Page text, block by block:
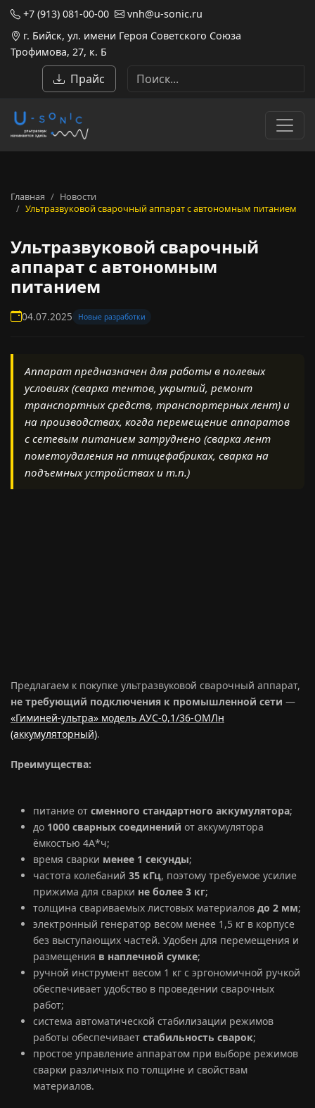
+7 (913) 081-00-00
vnh@u-sonic.ru
г. Бийск, ул. имени Героя Советского Союза
Трофимова, 27, к. Б
Прайс
Главная
Новости
Ультразвуковой сварочный аппарат с автономным питанием
Ультразвуковой сварочный
аппарат с автономным
питанием
04.07.2025 Новые разработки
Аппарат предназначен для работы в полевых
условиях (сварка тентов, укрытий, ремонт
транспортных средств, транспортерных лент) и
на производствах, когда перемещение аппаратов
с сетевым питанием затруднено (сварка лент
пометоудаления на птицефабриках, сварка на
подъемных устройствах и т.п.)
Предлагаем к покупке ультразвуковой сварочный аппарат,
не требующий подключения к промышленной сети —
«Гиминей-ультра» модель АУС-0,1/36-ОМЛн
(аккумуляторный).
Преимущества:
питание от сменного стандартного аккумулятора;
до 1000 сварных соединений от аккумулятора
ёмкостью 4А*ч;
время сварки менее 1 секунды;
частота колебаний 35 кГц, поэтому требуемое усилие
прижима для сварки не более 3 кг;
толщина свариваемых листовых материалов до 2 мм;
электронный генератор весом менее 1,5 кг в корпусе
без выступающих частей. Удобен для перемещения и
размещения в наплечной сумке;
ручной инструмент весом 1 кг с эргономичной ручкой
обеспечивает удобство в проведении сварочных
работ;
система автоматической стабилизации режимов
работы обеспечивает стабильность сварок;
простое управление аппаратом при выборе режимов
сварки различных по толщине и свойствам
материалов.